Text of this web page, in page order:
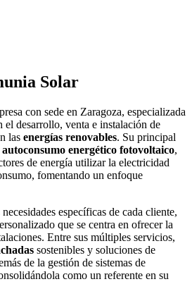
Solar
con sede en Zaragoza, especializada
el desarrollo, venta e instalación de
las energías renovables. Su principal
autoconsumo energético fotovoltaico,
de energía utilizar la electricidad
fomentando un enfoque
específicas de cada cliente,
que se centra en ofrecer la
Entre sus múltiples servicios,
sostenibles y soluciones de
de la gestión de sistemas de
como un referente en su